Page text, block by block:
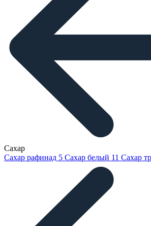
Сахар
Сахар рафинад 5 Сахар белый 11 Сахар